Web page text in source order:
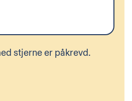
stjerne er påkrevd.